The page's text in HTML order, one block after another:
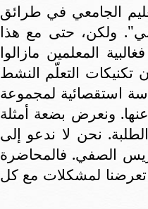
الجامعي في طرائق
ولكن، حتى مع هذا
المعلمين مازالوا
تكنيكات التعلّم النشط
استقصائية لمجموعة
ونعرض بضعة أمثلة
نحن لا ندعو إلى
الصفي. فالمحاضرة
تعرضنا لمشكلات مع كل